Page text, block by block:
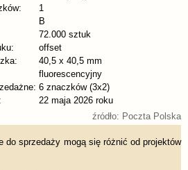
1
B
72.000 sztuk
offset
40,5 x 40,5 mm
fluorescencyjny
6 znaczków (3x2)
22 maja 2026 roku
źródło: Poczta Polska
do sprzedaży mogą się różnić od projektów